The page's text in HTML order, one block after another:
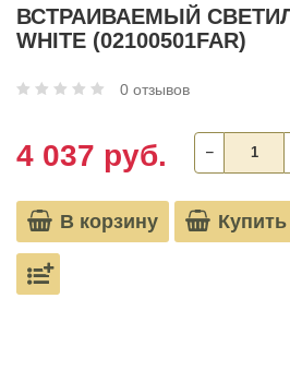
ВСТРАИВАЕМЫЙ
WHITE (02100501FAR)
0 отзывов
4 037 руб. ‒
В корзину